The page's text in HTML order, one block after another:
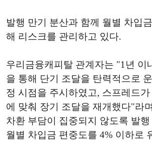
발행 만기 분산과 함께 월별 차입
해 리스크를 관리하고 있다.
우리금융캐피탈 관계자는 "1년 이
을 통해 단기 조달을 탄력적으로
정 시점을 주시하였고, 스프레드
에 맞춰 장기 조달을 재개했다"라
차환 부담이 집중되지 않도록 발
월별 차입금 편중도를 4% 이하로